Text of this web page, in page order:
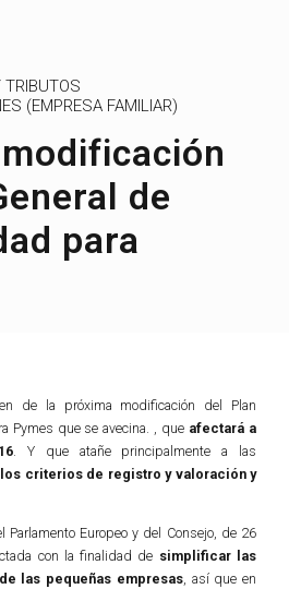
TRIBUTOS
(EMPRESA FAMILIAR)
de
para
de la próxima modificación del Plan
Pymes que se avecina. , que afectará a
. Y que atañe principalmente a las
criterios de registro y valoración y
Europeo y del Consejo, de 26
con la finalidad de simplificar las
las pequeñas empresas, así que en